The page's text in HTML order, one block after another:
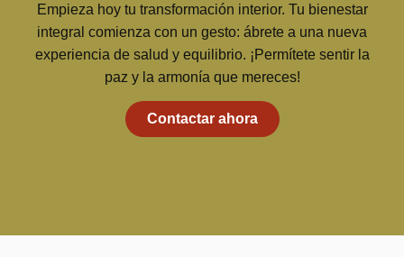
Empieza hoy tu transformación interior. Tu bienestar
integral comienza con un gesto: ábrete a una nueva
experiencia de salud y equilibrio. ¡Permítete sentir la
paz y la armonía que mereces!
Contactar ahora